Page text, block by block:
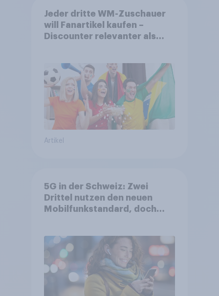
Jeder dritte WM-Zuschauer
will Fanartikel kaufen –
Discounter relevanter als
Artikel
5G in der Schweiz: Zwei
Drittel nutzen den neuen
Mobilfunkstandard, doch